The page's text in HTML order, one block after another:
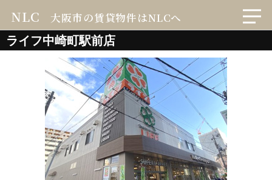
NLC 大阪市の賃貸物件はNLCへ
ライフ中崎町駅前店